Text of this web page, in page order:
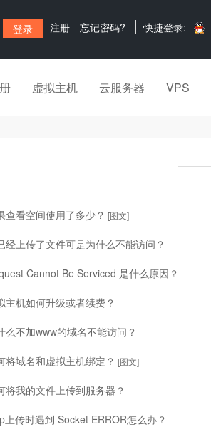
注册 忘记密码? 快捷登录:
虚拟主机 云服务器 VPS
查看空间使用了多少？ [图文]
经上传了文件可是为什么不能访问？
Cannot Be Serviced 是什么原因？
主机如何升级或者续费？
么不加www的域名不能访问？
将域名和虚拟主机绑定？ [图文]
将我的文件上传到服务器？
传时遇到 Socket ERROR怎么办？